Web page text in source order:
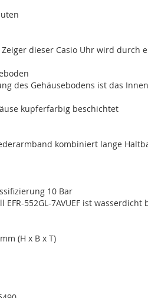
dieser Casio Uhr wird durch
des Gehäusebodens ist das
kupferfarbig beschichtet
kombiniert lange
10 Bar
EFR-552GL-7AVUEF ist wasserdicht
(H x B x T)